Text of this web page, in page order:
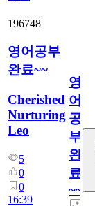
196748
영어공부
완료~~
Cherished
Nurturing
Leo
5
0
0
16:39
영
어
공
부
완
료
~~